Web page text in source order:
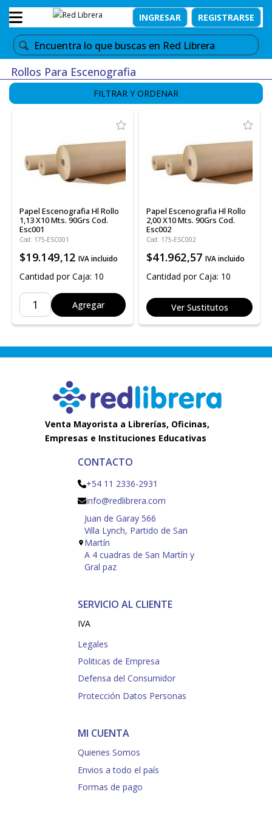
INGRESAR REGISTRARSE
Rollos Para Escenografia
FILTRAR Y ORDENAR
Papel Escenografia Hl Rollo
1,13 X10 Mts. 90Grs Cod.
Esc001
Cod: 175-ESC001
$19.149,12 IVA incluido
Cantidad por Caja: 10
Agregar
Papel Escenografia Hl Rollo
2,00 X10 Mts. 90Grs Cod.
Esc002
Cod: 175-ESC002
$41.962,57 IVA incluido
Cantidad por Caja: 10
Ver Sustitutos
Venta Mayorista a Librerías, Oficinas,
Empresas e Instituciones Educativas
CONTACTO
+54 11 2336-2931
info@redlibrera.com
Juan de Garay 566
Villa Lynch, Partido de San
Martín
A 4 cuadras de San Martín y
Gral paz
SERVICIO AL CLIENTE
IVA
Legales
Politicas de Empresa
Defensa del Consumidor
Protección Datos Personas
MI CUENTA
Quienes Somos
Envios a todo el país
Formas de pago